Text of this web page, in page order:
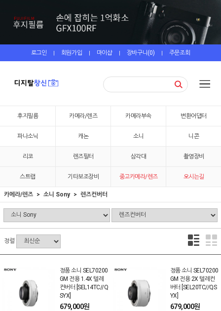
로그인 | 회원가입 | 마이샵 | 장바구니(0) | 주문조회
후지필름 카메라/렌즈 카메라부속 변환어댑터
파나소닉 캐논 소니 니콘
리코 렌즈필터 삼각대 촬영장비
스트랩 기타보조장비 중고카메라/렌즈 오시는길
카메라/렌즈 소니 Sony 렌즈컨버터
정렬
정품 소니 SEL70200
GM 전용 1.4X 텔레
컨버터 [SEL14TC//Q
SYX]
679,000원
정품 소니 SEL70200
GM 전용 2X 텔레컨
버터 [SEL20TC//QS
YX]
679,000원